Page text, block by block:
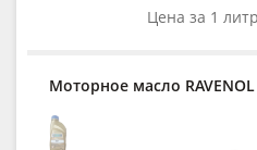
Цена за 1
Моторное масло RAVENOL